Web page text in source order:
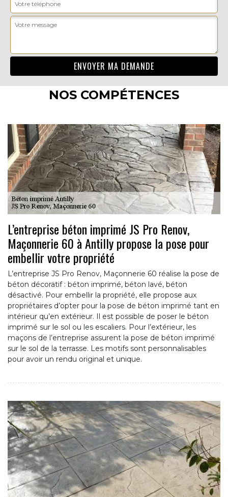
NOS COMPÉTENCES
L’entreprise béton imprimé JS Pro Renov,
Maçonnerie 60 à Antilly propose la pose pour
embellir votre propriété
L’entreprise JS Pro Renov, Maçonnerie 60 réalise la pose de
béton décoratif : béton imprimé, béton lavé, béton
désactivé. Pour embellir la propriété, elle propose aux
propriétaires d’opter pour la pose de béton imprimé tant en
intérieur qu’en extérieur. Il est possible de poser le béton
imprimé sur le sol ou les escaliers. Pour l’extérieur, les
maçons de l’entreprise assurent la pose de béton imprimé
sur le sol de la terrasse. Les motifs sont personnalisables
pour avoir un rendu original et unique.